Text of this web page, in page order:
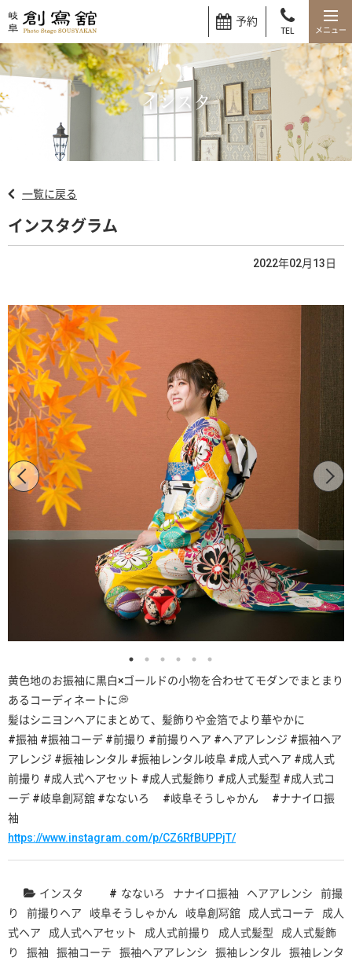
予約
TEL
インスタ
一覧に戻る
インスタグラム
2022年02月13日
黄色地のお振袖に黒白×ゴールドの小物を合わせてモダンでまとまり
あるコーディネートに💭
髪はシニヨンヘアにまとめて、髪飾りや金箔でより華やかに
#振袖 #振袖コーデ #前撮り #前撮りヘア #ヘアアレンジ #振袖ヘア
アレンジ #振袖レンタル #振袖レンタル岐阜 #成人式ヘア #成人式
前撮り #成人式ヘアセット #成人式髪飾り #成人式髪型 #成人式コ
ーデ #岐阜創冩舘 #なないろ #岐阜そうしゃかん #ナナイロ振
袖
https://www.instagram.com/p/CZ6RfBUPPjT/
インスタ なないろ ナナイロ振袖 ヘアアレンシ
前撮
り
前撮りヘア 岐阜そうしゃかん 岐阜創冩舘 成人式コーテ
成人
式ヘア
成人式ヘアセット 成人式前撮り 成人式髪型
成人式髪飾
り
振袖 振袖コーテ 振袖ヘアアレンシ 振袖レンタル
振袖レンタ